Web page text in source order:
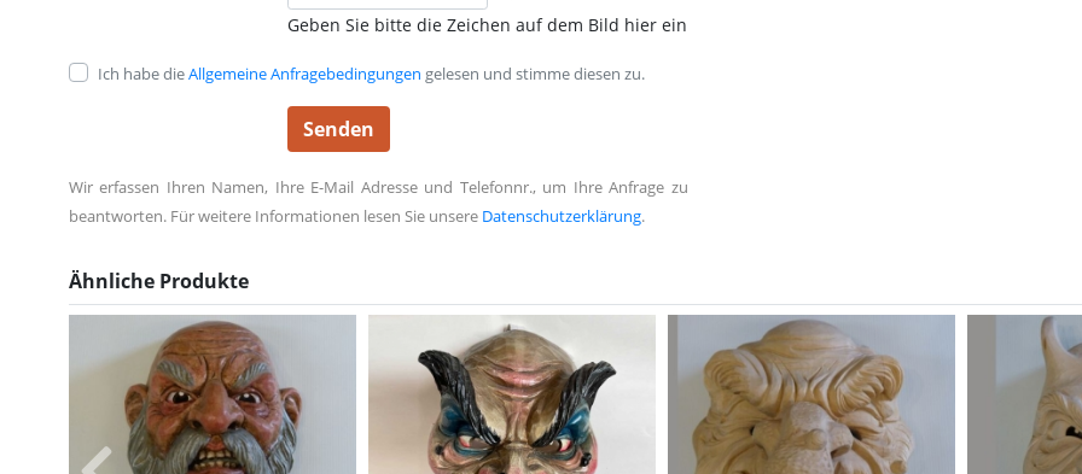
Geben Sie bitte die Zeichen auf dem Bild hier ein
Ich habe dieAllgemeine Anfragebedingungen gelesen und stimme diesen zu.
Wir erfassen Ihren Namen, Ihre E-Mail Adresse und Telefonnr., um Ihre Anfrage zu
beantworten. Für weitere Informationen lesen Sie unsere Datenschutzerklärung.
Ähnliche Produkte